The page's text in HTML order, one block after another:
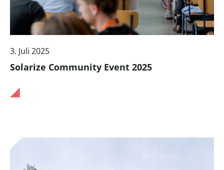
3. Juli 2025
Solarize Community Event 2025